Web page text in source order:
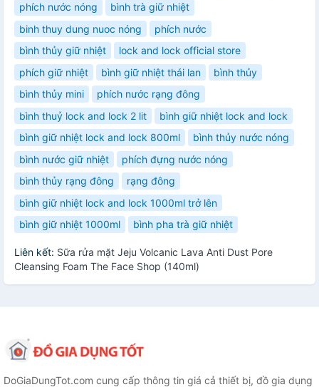
phích nước nóng
bình trà giữ nhiệt
binh thuy dung nuoc nóng
phích nước
bình thủy giữ nhiệt
lock and lock official store
phích giữ nhiệt
bình giữ nhiệt thái lan
bình thủy
bình thủy mini
phích nước rạng đông
bình thuỷ lock and lock 2 lit
bình giữ nhiệt lock and lock
bình giữ nhiệt lock and lock 800ml
bình thủy nước nóng
bình nước giữ nhiệt
phích đựng nước nóng
bình thủy rạng đông
rạng đông
bình giữ nhiệt lock and lock 1000ml trở lên
bình giữ nhiệt 1000ml
bình pha trà giữ nhiệt
Liên kết: Sữa rửa mặt Jeju Volcanic Lava Anti Dust Pore
Cleansing Foam The Face Shop (140ml)
DoGiaDungTot.com cung cấp thông tin giá cả thiết bị, đồ gia dụng